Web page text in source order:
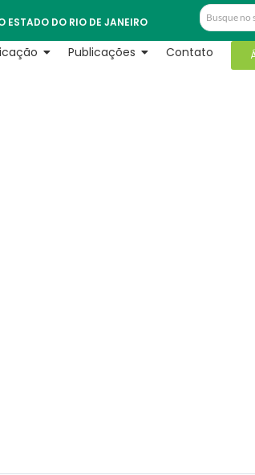
ESTADO DO RIO DE JANEIRO
Publicações Contato